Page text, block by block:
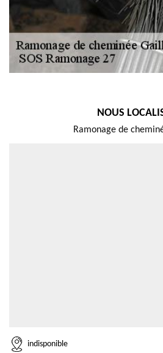
NOUS
Ramonage de
indisponible